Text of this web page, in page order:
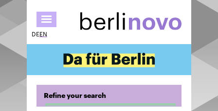
to
main
DEEN
Refine your search